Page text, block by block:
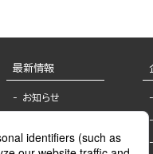
最新情報
お知らせ
報